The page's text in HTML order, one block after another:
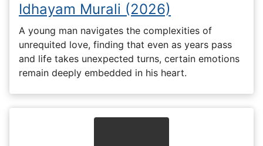
Idhayam Murali (2026)
A young man navigates the complexities of
unrequited love, finding that even as years pass
and life takes unexpected turns, certain emotions
remain deeply embedded in his heart.